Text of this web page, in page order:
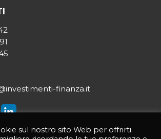
finanza.it
sul nostro sito Web per offrirti